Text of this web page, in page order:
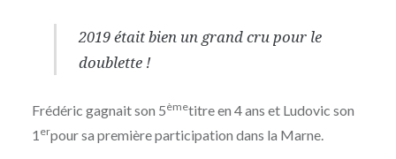
2019 était bien un grand cru pour le
doublette !
Frédéric gagnait son 5èmetitre en 4 ans et Ludovic son
1 erpour sa première participation dans la Marne.